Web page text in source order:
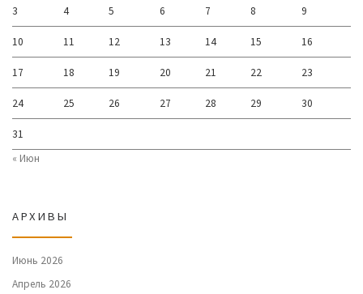
3 4 5 6 7 8 9
10 11 12 13 14 15 16
17 18 19 20 21 22 23
24 25 26 27 28 29 30
31
« Июн
АРХИВЫ
Июнь 2026
Апрель 2026